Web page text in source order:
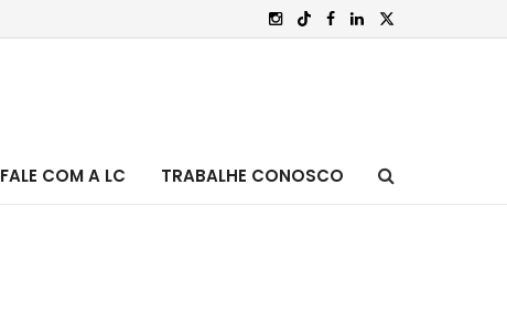
FALE COM A LC TRABALHE CONOSCO